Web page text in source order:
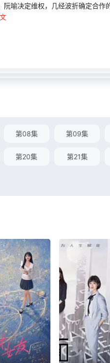
喻决定维权，几经波折确定合作
第08集 第09集
第20集 第21集